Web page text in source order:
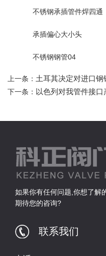
不锈钢承插管件焊四通
承插偏心大小头
不锈钢钢管04
上一条： 土耳其决定对进口钢
下一条： 以色列对我管件接
如果你有任何问题,你想了解
期待您的咨询?
联系我们